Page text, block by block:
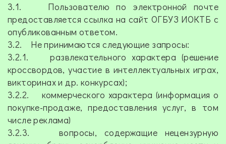
3.1. Пользователю по электронной почте
предоставляется ссылка на сайт ОГБУЗ ИОКТБ с
опубликованным ответом.
3.2. Не принимаются следующие запросы:
3.2.1. развлекательного характера (решение
кроссвордов, участие в интеллектуальных играх,
викторинах и др. конкурсах);
3.2.2. коммерческого характера (информация о
покупке-продаже, предоставления услуг, в том
числе реклама)
3.2.3. вопросы, содержащие нецензурную